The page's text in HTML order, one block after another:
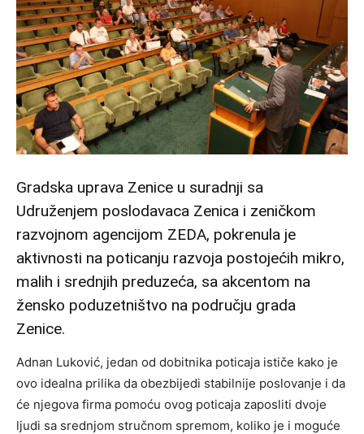
Gradska uprava Zenice u suradnji sa
Udruženjem poslodavaca Zenica i zeničkom
razvojnom agencijom ZEDA, pokrenula je
aktivnosti na poticanju razvoja postojećih mikro,
malih i srednjih preduzeća, sa akcentom na
žensko poduzetništvo na području grada
Zenice.
Adnan Luković, jedan od dobitnika poticaja ističe kako je
ovo idealna prilika da obezbijedi stabilnije poslovanje i da
će njegova firma pomoću ovog poticaja zaposliti dvoje
ljudi sa srednjom stručnom spremom, koliko je i moguće